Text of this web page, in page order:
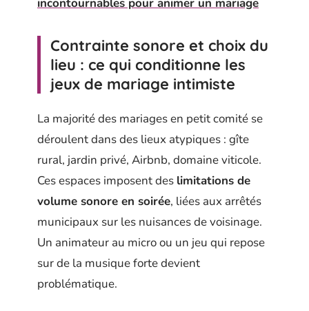
Contrainte sonore et choix du
lieu : ce qui conditionne les
jeux de mariage intimiste
La majorité des mariages en petit comité se
déroulent dans des lieux atypiques : gîte
rural, jardin privé, Airbnb, domaine viticole.
Ces espaces imposent des limitations de
volume sonore en soirée, liées aux arrêtés
municipaux sur les nuisances de voisinage.
Un animateur au micro ou un jeu qui repose
sur de la musique forte devient
problématique.